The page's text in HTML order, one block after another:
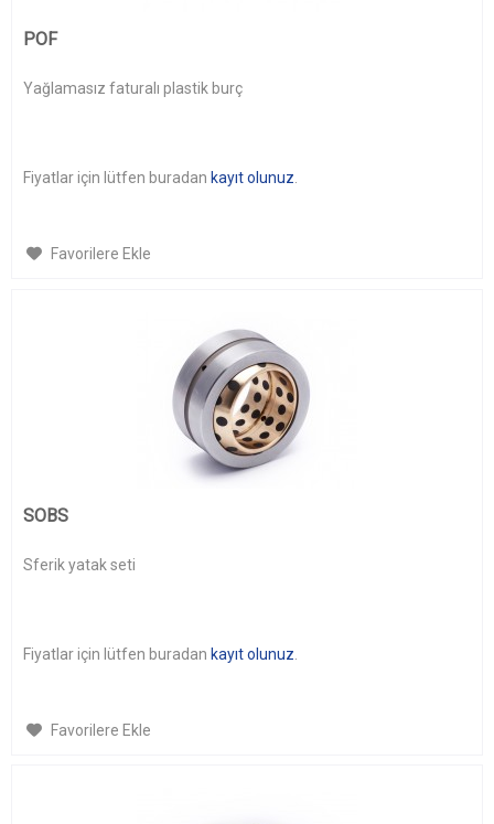
POF
Yağlamasız faturalı plastik burç
Fiyatlar için lütfen buradan kayıt olunuz
Favorilere Ekle
SOBS
Sferik yatak seti
Fiyatlar için lütfen buradan kayıt olunuz
Favorilere Ekle